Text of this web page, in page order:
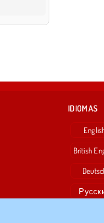
IDIOMAS
British